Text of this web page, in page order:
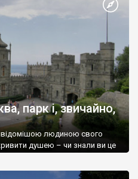
парк і, звичайно,
людиною свого
душею – чи знали ви це